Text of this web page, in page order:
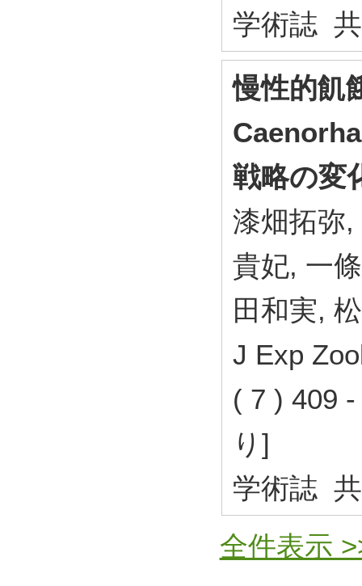
学術誌
慢性的飢
戦略の変
漆畑拓弥
貴妃, 一
田和実,
J Exp
( 7 ) 409
り]
学術誌
全件表示